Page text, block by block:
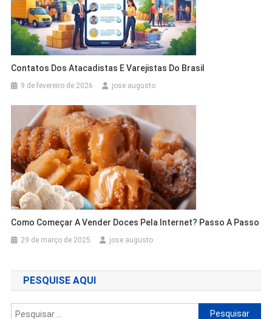
Contatos Dos Atacadistas E Varejistas Do Brasil
9 de fevereiro de 2026 jose augusto
Como Começar A Vender Doces Pela Internet? Passo A Passo
29 de março de 2025 jose augusto
PESQUISE AQUI
Pesquisar